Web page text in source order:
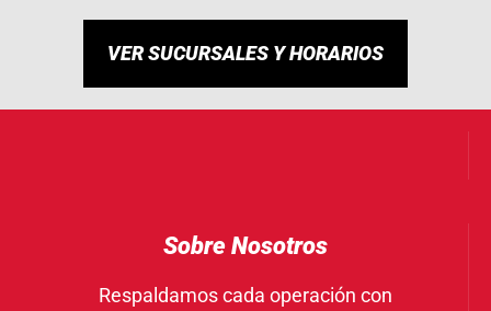
VER SUCURSALES Y HORARIOS
Sobre Nosotros
Respaldamos cada operación con